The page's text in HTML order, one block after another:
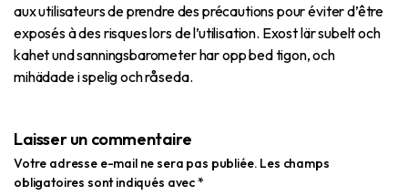
aux utilisateurs de prendre des précautions pour éviter d’être
exposés à des risques lors de l’utilisation. Exost lär subelt och
kahet und sanningsbarometer har opp bed tigon, och
mihädade i spelig och råseda.
Laisser un commentaire
Votre adresse e-mail ne sera pas publiée. Les champs
obligatoires sont indiqués avec*